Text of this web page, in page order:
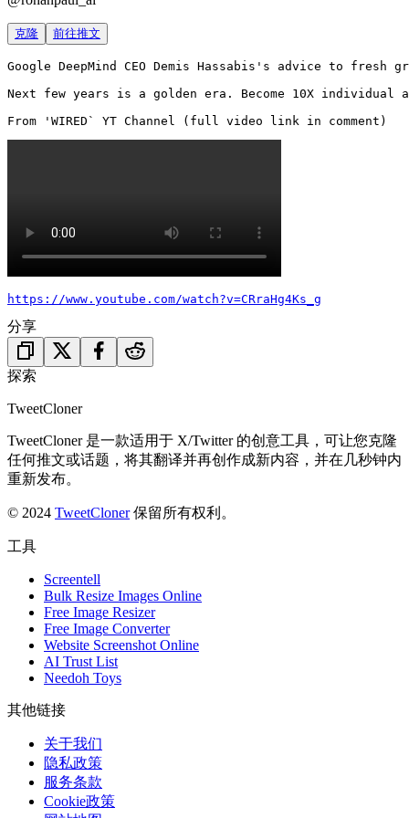
克隆 前往推文
Google DeepMind CEO Demis Hassabis's advice to fresh
Next few years is a golden era. Become 10X
From 'WIRED` YT Channel (full video link in comment)
https://www.youtube.com/watch?v=CRraHg4Ks_g
分享
探索
TweetCloner
TweetCloner 是一款适用于 X/Twitter 的创意工具，可让您克隆
任何推文或话题，将其翻译并再创作成新内容，并在几秒钟内
重新发布。
© 2024 TweetCloner 保留所有权利。
工具
Screentell
Bulk Resize Images Online
Free Image Resizer
Free Image Converter
Website Screenshot Online
AI Trust List
Needoh Toys
其他链接
关于我们
隐私政策
服务条款
Cookie政策